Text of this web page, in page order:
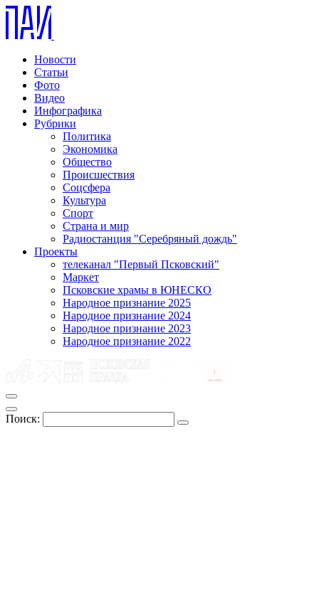
Новости
Статьи
Фото
Видео
Инфографика
Рубрики
Политика
Экономика
Общество
Происшествия
Соцсфера
Культура
Спорт
Страна и мир
Радиостанция "Серебряный дождь"
Проекты
телеканал "Первый Псковский"
Маркет
Псковские храмы в ЮНЕСКО
Народное признание 2025
Народное признание 2024
Народное признание 2023
Народное признание 2022
Поиск: